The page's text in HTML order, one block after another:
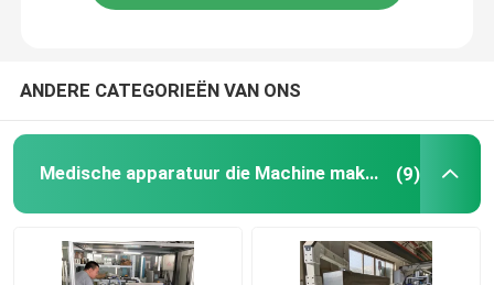
ANDERE CATEGORIEËN VAN ONS
Medische apparatuur die Machine maken (9)